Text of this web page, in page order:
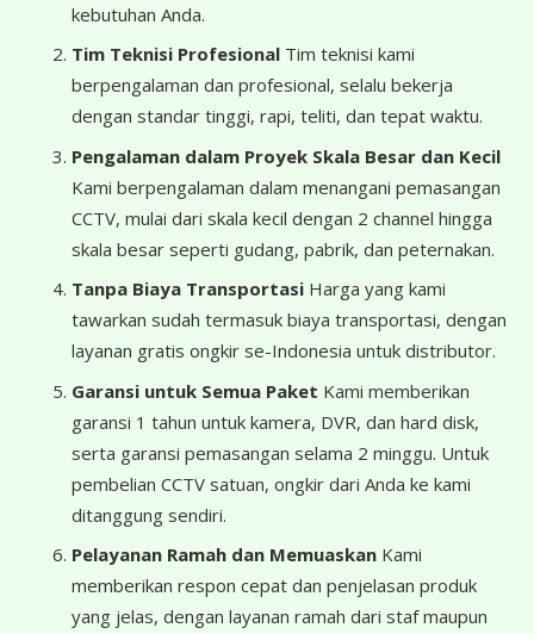
kebutuhan Anda.
Tim Teknisi Profesional Tim teknisi kami
berpengalaman dan profesional, selalu bekerja
dengan standar tinggi, rapi, teliti, dan tepat waktu.
Pengalaman dalam Proyek Skala Besar dan Kecil
Kami berpengalaman dalam menangani pemasangan
CCTV, mulai dari skala kecil dengan 2 channel hingga
skala besar seperti gudang, pabrik, dan peternakan.
Tanpa Biaya Transportasi Harga yang kami
tawarkan sudah termasuk biaya transportasi, dengan
layanan gratis ongkir se-Indonesia untuk distributor.
Garansi untuk Semua Paket Kami memberikan
garansi 1 tahun untuk kamera, DVR, dan hard disk,
serta garansi pemasangan selama 2 minggu. Untuk
pembelian CCTV satuan, ongkir dari Anda ke kami
ditanggung sendiri.
Pelayanan Ramah dan Memuaskan Kami
memberikan respon cepat dan penjelasan produk
yang jelas, dengan layanan ramah dari staf maupun